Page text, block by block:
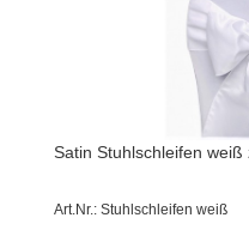
Satin Stuhlschleifen
Art.Nr.: Stuhlschleifen weiß